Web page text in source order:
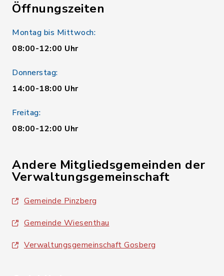
Öffnungszeiten
Montag bis Mittwoch:
08:00-12:00 Uhr
Donnerstag:
14:00-18:00 Uhr
Freitag:
08:00-12:00 Uhr
Andere Mitgliedsgemeinden der
Verwaltungsgemeinschaft
Gemeinde Pinzberg
Gemeinde Wiesenthau
Verwaltungsgemeinschaft Gosberg